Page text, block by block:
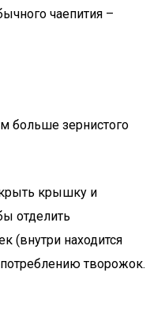
чаепития –
больше зернистого
крышку и
отделить
(внутри находится
творожок.